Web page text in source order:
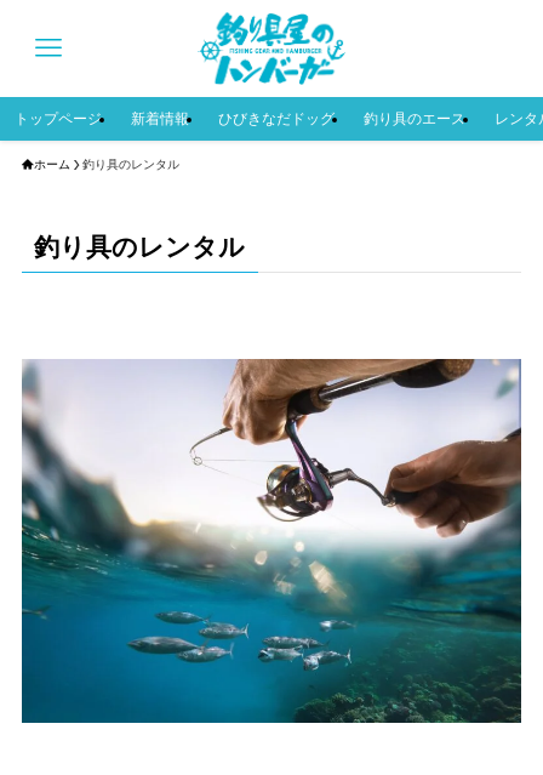
トップページ 新着情報 ひびきなだドッグ 釣り具のエース レンタ
ホーム 釣り具のレンタル
釣り具のレンタル